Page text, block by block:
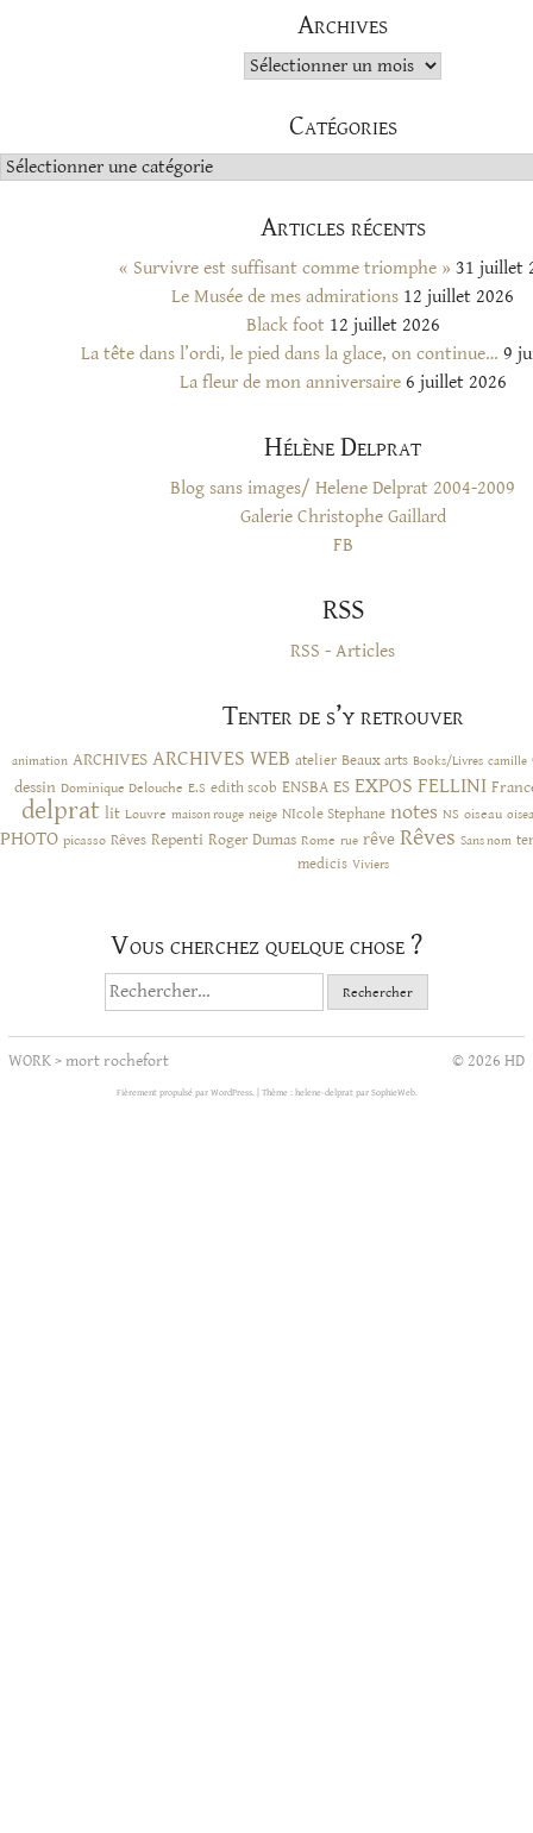
Archives
Archives
Catégories
Catégories
Articles récents
« Survivre est suffisant comme triomphe » 31 juillet
Le Musée de mes admirations 12 juillet 2026
Black foot 12 juillet 2026
La tête dans l’ordi, le pied dans la glace, on continue… 9
La fleur de mon anniversaire 6 juillet 2026
Hélène Delprat
Blog sans images/ Helene Delprat 2004-2009
Galerie Christophe Gaillard
FB
RSS
RSS - Articles
Tenter de s’y retrouver
animation ARCHIVES ARCHIVES WEB atelier Beaux arts Books/Livres camille
dessin Dominique Delouche E.S edith scob ENSBA ES EXPOS FELLINI
delprat lit Louvre maison rouge neige NIcole Stephane notes NS oiseau
PHOTO picasso Rêves Repenti Roger Dumas Rome rue rêve Rêves Sans nom
medicis Viviers
Vous cherchez quelque chose ?
Rechercher :
WORK>mort rochefort © 2026 HD
Fièrement propulsé par WordPress. Thème : helene-delprat par SophieWeb.